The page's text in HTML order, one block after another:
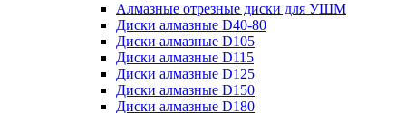
Алмазные отрезные диски для УШМ
Диски алмазные D40-80
Диски алмазные D105
Диски алмазные D115
Диски алмазные D125
Диски алмазные D150
Диски алмазные D180